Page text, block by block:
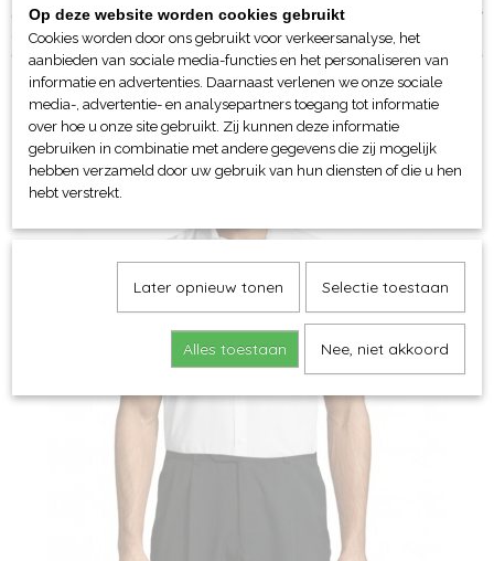
Home >webshop>Per merk >Sol's>Voor hem en haar (unisex)
>
Shirts en stropdassen> Sol's Bristol heren Poplin Shirt S/S
Op deze website worden cookies gebruikt
Cookies worden door ons gebruikt voor verkeersanalyse, het
aanbieden van sociale media-functies en het personaliseren van
informatie en advertenties. Daarnaast verlenen we onze sociale
media-, advertentie- en analysepartners toegang tot informatie
over hoe u onze site gebruikt. Zij kunnen deze informatie
gebruiken in combinatie met andere gegevens die zij mogelijk
hebben verzameld door uw gebruik van hun diensten of die u hen
hebt verstrekt.
Later opnieuw tonen Selectie toestaan
Alles toestaan Nee, niet akkoord